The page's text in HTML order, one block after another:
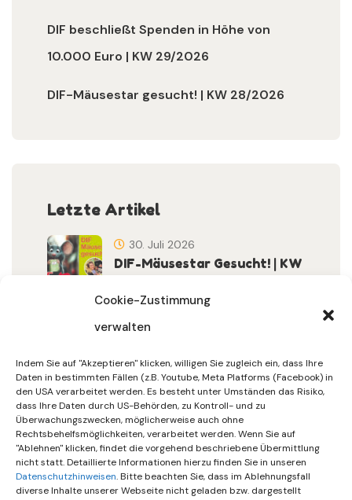
Cookie-Zustimmung
verwalten
Indem Sie auf "Akzeptieren" klicken, willigen Sie zugleich ein, dass Ihre
Daten in bestimmten Fällen (z.B. Youtube, Meta Platforms (Facebook) in
den USA verarbeitet werden. Es besteht unter Umständen das Risiko,
dass Ihre Daten durch US-Behörden, zu Kontroll- und zu
Überwachungszwecken, möglicherweise auch ohne
Rechtsbehelfsmöglichkeiten, verarbeitet werden. Wenn Sie auf
"Ablehnen" klicken, findet die vorgehend beschriebene Übermittlung
nicht statt. Detaillierte Informationen hierzu finden Sie in unseren
Datenschutzhinweisen. Bitte beachten Sie, dass im Ablehnungsfall
diverse Inhalte unserer Webseite nicht geladen bzw. dargestellt
DIF beschließt Spenden in Höhe von
10.000 Euro | KW 29/2026
DIF-Mäusestar gesucht! | KW 28/2026
Letzte Artikel
DIF-Mäusestar Gesucht! | KW
30. Juli 2026
Sommerferien | KW 31/…
30. Juli 2026
Gemeinsames Friedensgebet
Setzt Zeichen …
15. Juli 2026